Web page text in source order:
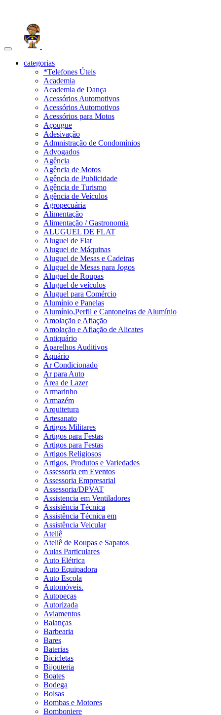
Toggle
navigationcategorias
*Telefones Úteis
Academia
Academia de Dança
Acessórios Automotivos
Acessórios Automotivos
Acessórios para Motos
Açougue
Adesivação
Admnistração de Condomínios
Advogados
Agência
Agência de Motos
Agência de Publicidade
Agência de Turismo
Agência de Veículos
Agropecuária
Alimentação
Alimentação / Gastronomia
ALUGUEL DE FLAT
Aluguel de Flat
Aluguel de Máquinas
Aluguel de Mesas e Cadeiras
Aluguel de Mesas para Jogos
Aluguel de Roupas
Aluguel de veículos
Aluguel para Comércio
Alumínio e Panelas
Alumínio,Perfil e Cantoneiras de Alumínio
Amolação e Afiação
Amolação e Afiação de Alicates
Antiquário
Aparelhos Auditivos
Aquário
Ar Condicionado
Ar para Auto
Área de Lazer
Armarinho
Armazém
Arquitetura
Artesanato
Artigos Militares
Artigos para Festas
Artigos para Festas
Artigos Religiosos
Artigos, Produtos e Variedades
Assessoria em Eventos
Assessoria Empresarial
Assessoria/DPVAT
Assistencia em Ventiladores
Assistência Técnica
Assistência Técnica em
Assistência Veicular
Ateliê
Ateliê de Roupas e Sapatos
Aulas Particulares
Auto Elétrica
Auto Equipadora
Auto Escola
Automóveis.
Autopeças
Autorizada
Aviamentos
Balanças
Barbearia
Bares
Baterias
Bicicletas
Bijouteria
Boates
Bodega
Bolsas
Bombas e Motores
Bomboniere